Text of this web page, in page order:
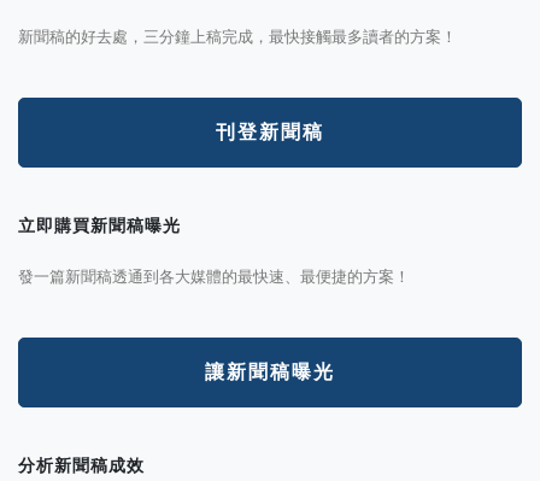
新聞稿的好去處，三分鐘上稿完成，最快接觸最多讀者的方案！
刊登新聞稿
立即購買新聞稿曝光
發一篇新聞稿透通到各大媒體的最快速、最便捷的方案！
讓新聞稿曝光
分析新聞稿成效